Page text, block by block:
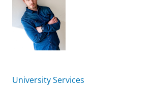
University Services